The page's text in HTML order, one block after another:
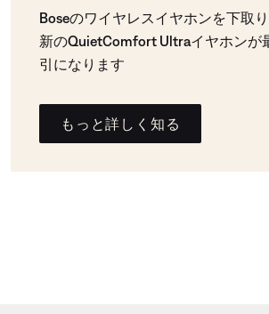
Boseのワイヤレスイヤホンを下取
新のQuietComfort Ultraイヤホンが
引になります
もっと詳しく知る